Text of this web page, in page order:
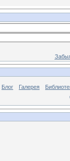
Блог Галерея